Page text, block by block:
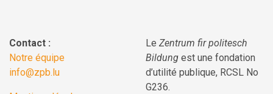
Contact :
Notre équipe
info@zpb.lu
Le Zentrum fir politesch
Bildung est une fondation
d’utilité publique, RCSL No
G236.